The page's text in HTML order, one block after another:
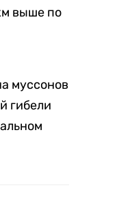
выше по
муссонов
гибели